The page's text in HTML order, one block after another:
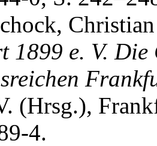
1899 e. V. Die
(Hrsg.),
4.